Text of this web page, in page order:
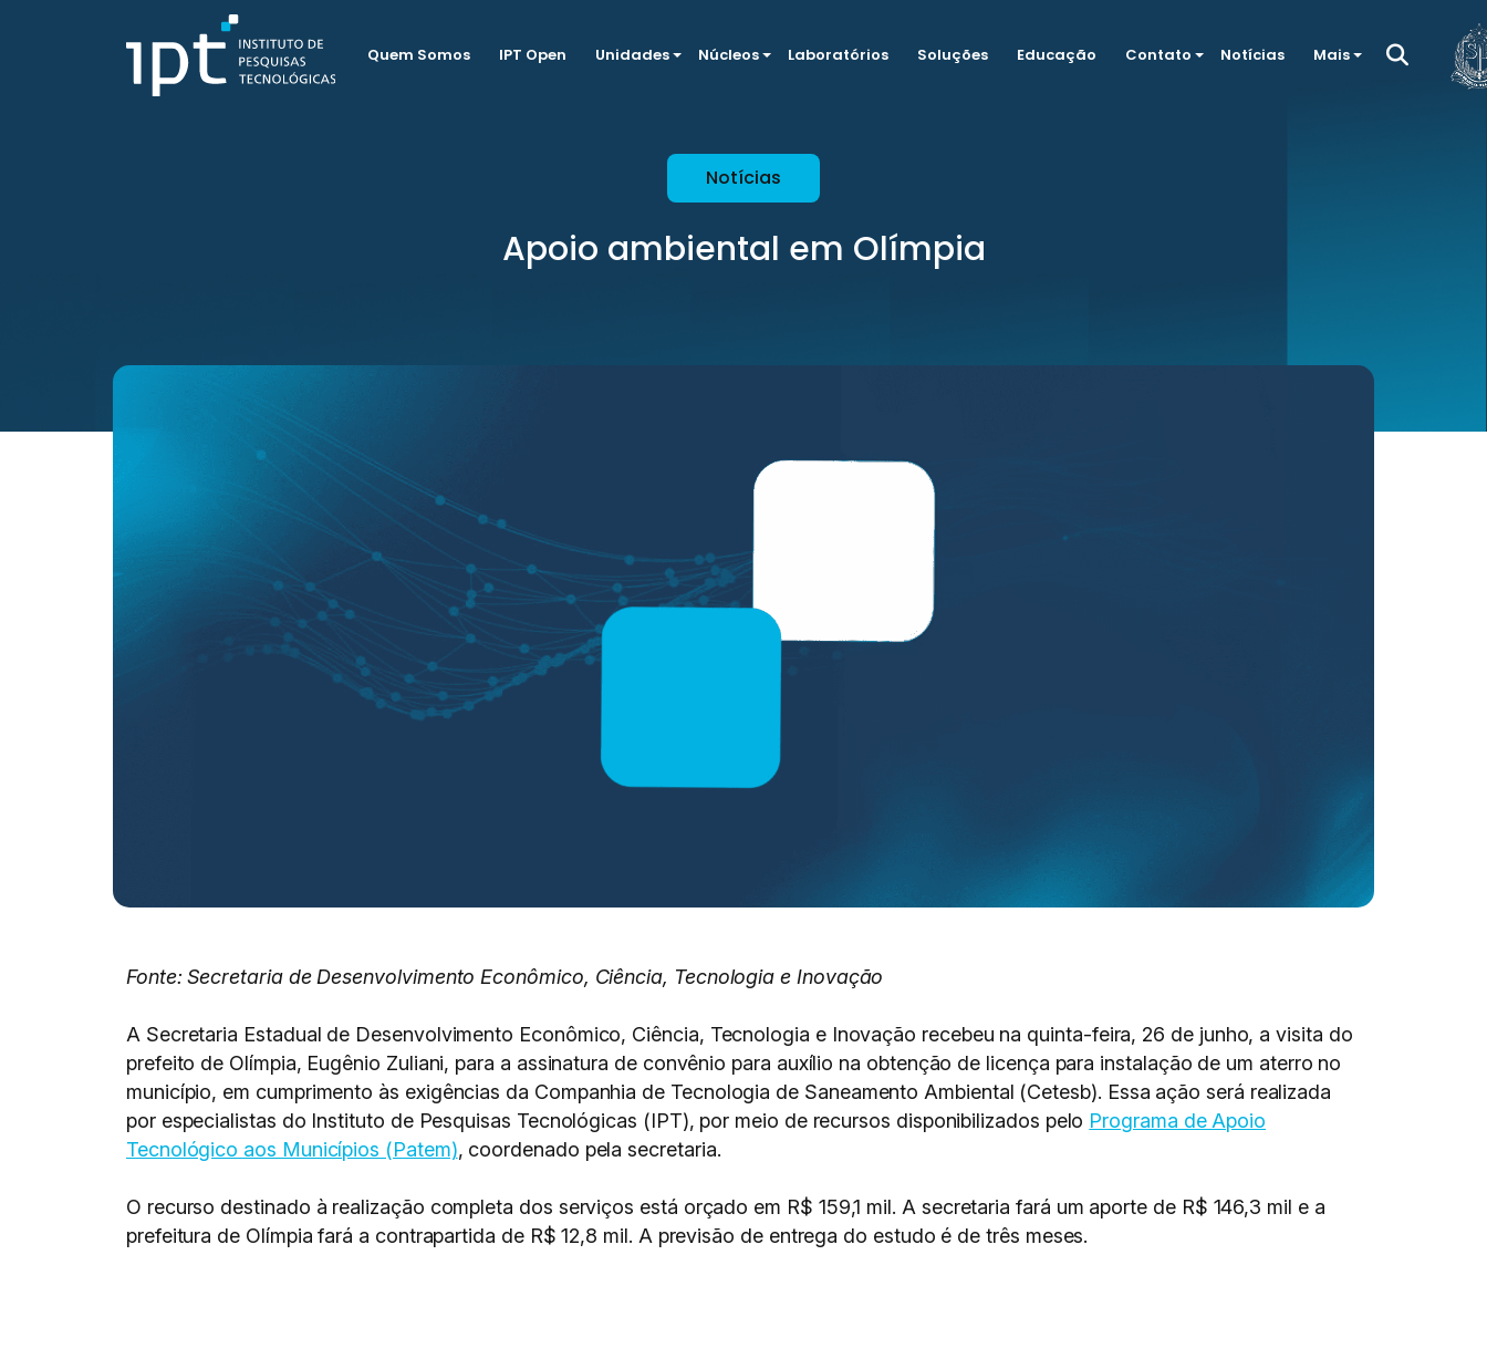
Quem Somos IPT Open Unidades Núcleos Laboratórios Soluções Educação Contato Notícias Mais
Notícias
Apoio ambiental em Olímpia
Fonte: Secretaria de Desenvolvimento Econômico, Ciência, Tecnologia e Inovação
A Secretaria Estadual de Desenvolvimento Econômico, Ciência, Tecnologia e Inovação recebeu na quinta-feira, 26 de junho, a visita do
prefeito de Olímpia, Eugênio Zuliani, para a assinatura de convênio para auxílio na obtenção de licença para instalação de um aterro no
município, em cumprimento às exigências da Companhia de Tecnologia de Saneamento Ambiental (Cetesb). Essa ação será realizada
por especialistas do Instituto de Pesquisas Tecnológicas (IPT), por meio de recursos disponibilizados pelo Programa de Apoio
Tecnológico aos Municípios (Patem), coordenado pela secretaria.
O recurso destinado à realização completa dos serviços está orçado em R$ 159,1 mil. A secretaria fará um aporte de R$ 146,3 mil e a
prefeitura de Olímpia fará a contrapartida de R$ 12,8 mil. A previsão de entrega do estudo é de três meses.